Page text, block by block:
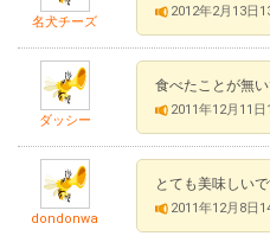
名犬チーズ
2012年2月13日
ダッシー
食べたことが無
2011年12月11
dondonwa
とても美味しい
2011年12月8日